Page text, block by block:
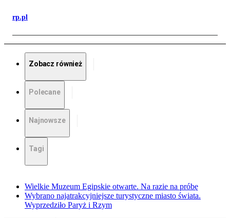
rp.pl
Zobacz również
Polecane
Najnowsze
Tagi
Wielkie Muzeum Egipskie otwarte. Na razie na próbę
Wybrano najatrakcyjniejsze turystyczne miasto świata.
Wyprzedziło Paryż i Rzym